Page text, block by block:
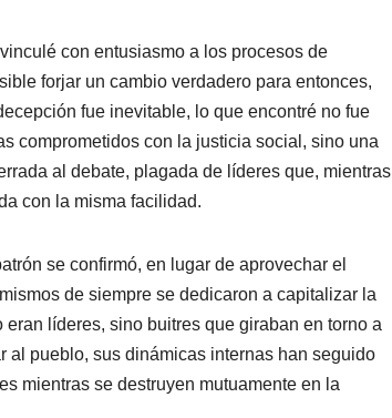
con entusiasmo a los procesos de
forjar un cambio verdadero para entonces,
fue inevitable, lo que encontré no fue
comprometidos con la justicia social, sino una
al debate, plagada de líderes que, mientras
con la misma facilidad.
se confirmó, en lugar de aprovechar el
de siempre se dedicaron a capitalizar la
líderes, sino buitres que giraban en torno a
al pueblo, sus dinámicas internas han seguido
mientras se destruyen mutuamente en la